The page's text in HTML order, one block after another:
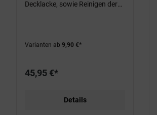
Decklacke, sowie Reinigen der
Varianten ab 9,90 €*
45,95 €*
Details